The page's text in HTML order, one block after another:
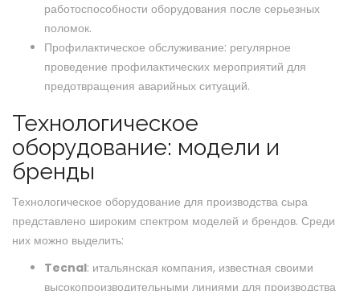
работоспособности оборудования после серьезных
поломок.
Профилактическое обслуживание: регулярное
проведение профилактических мероприятий для
предотвращения аварийных ситуаций.
Технологическое
оборудование: модели и
бренды
Технологическое оборудование для производства сыра
представлено широким спектром моделей и брендов. Среди
них можно выделить:
Tecnal: итальянская компания, известная своими
высокопроизводительными линиями для производства